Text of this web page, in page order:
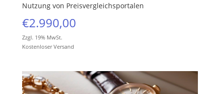
Nutzung von Preisvergleichsportalen
€2.990,00
Zzgl. 19% MwSt.
Kostenloser Versand